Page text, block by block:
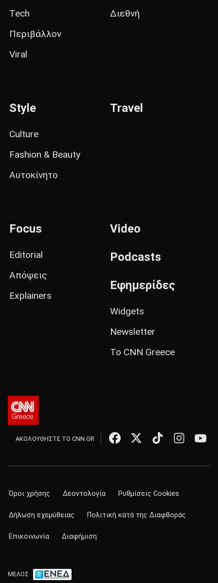
Tech
Περιβάλλον
Viral
Διεθνή
Style
Culture
Fashion & Beauty
Αυτοκίνητο
Travel
Focus
Editorial
Απόψεις
Explainers
Video
Podcasts
Εφημερίδες
Widgets
Newsletter
Το CNN Greece
ΑΚΟΛΟΥΘΗΣΤΕ ΤΟ CNN.GR
Όροι χρήσης Δεοντολογία Ρυθμίσεις Cookies
Δήλωση εχεμύθειας Πολιτική κατά της Διαφθοράς
Επικοινωνία Διαφήμιση
ΜΕΛΟΣ